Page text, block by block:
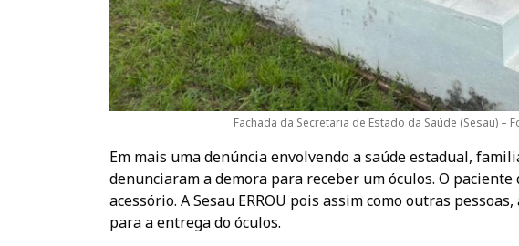
Fachada da Secretaria de Estado da Saúde (Sesau) –
Em mais uma denúncia envolvendo a saúde estadual,
denunciaram a demora para receber um óculos. O
acessório. A Sesau ERROU pois assim como outras
para a entrega do óculos.